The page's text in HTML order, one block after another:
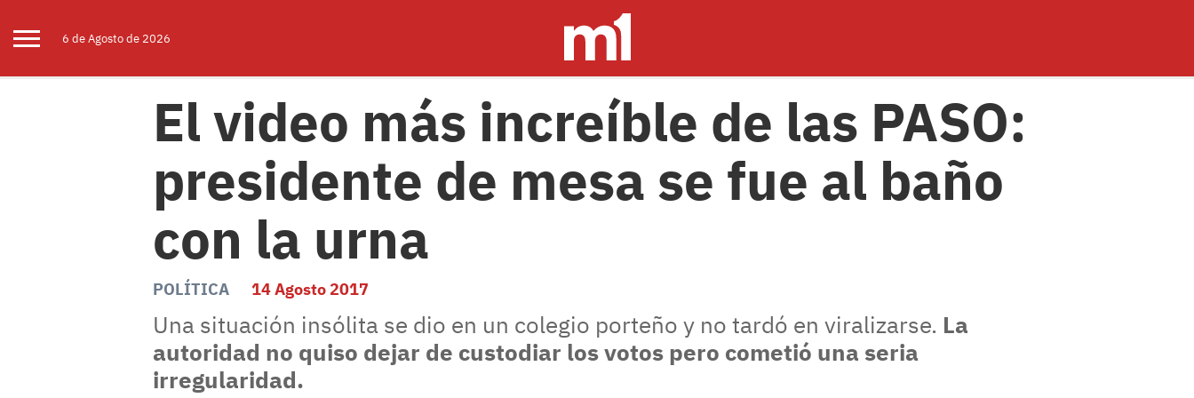
6 deAgostode 2026
El video más increíble de las PASO:
presidente de mesa se fue al baño
con la urna
POLÍTICA 14 Agosto 2017
Una situación insólita se dio en un colegio porteño y no tardó en viralizarse. La
autoridad no quiso dejar de custodiar los votos pero cometió una seria
irregularidad.